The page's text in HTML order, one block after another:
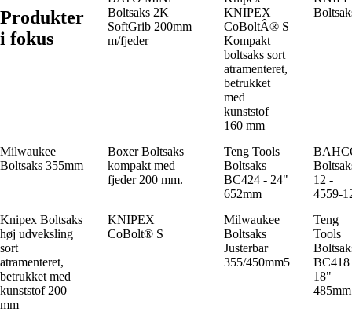
Produkter
i fokus
Boltsaks 2K
SoftGrib 200mm
m/fjeder
KNIPEX
CoBoltÂ® S
Kompakt
boltsaks sort
atramenteret,
betrukket
med
kunststof
160 mm
Milwaukee
Boltsaks 355mm
Boxer Boltsaks
kompakt med
fjeder 200 mm.
Teng Tools
Boltsaks
BC424 - 24"
652mm
12 -
4559-
Knipex Boltsaks
høj udveksling
sort
atramenteret,
betrukket med
kunststof 200
mm
KNIPEX
CoBolt® S
Milwaukee
Boltsaks
Justerbar
355/450mm5
Teng
Tools
BC418
18"
485mm